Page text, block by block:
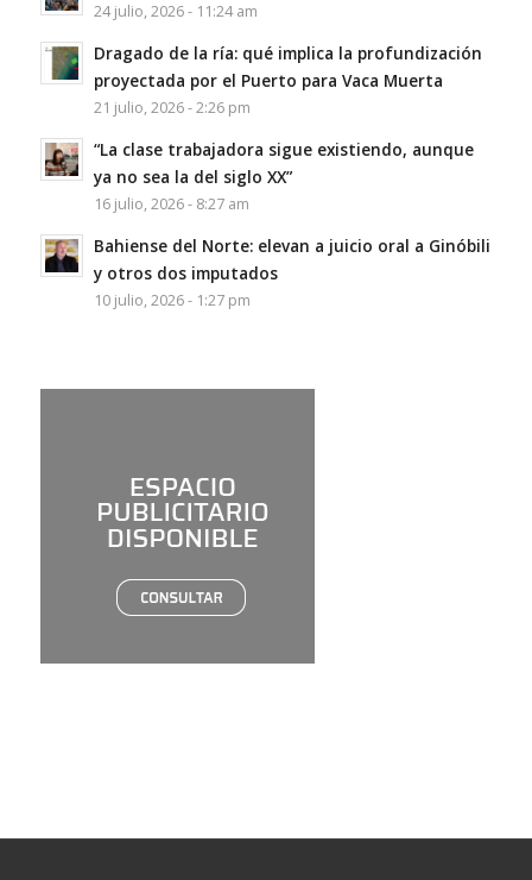
24 julio, 2026 - 11:24 am
Dragado de la ría: qué implica la profundización
proyectada por el Puerto para Vaca Muerta
21 julio, 2026 - 2:26 pm
“La clase trabajadora sigue existiendo, aunque
ya no sea la del siglo XX”
16 julio, 2026 - 8:27 am
Bahiense del Norte: elevan a juicio oral a Ginóbili
y otros dos imputados
10 julio, 2026 - 1:27 pm